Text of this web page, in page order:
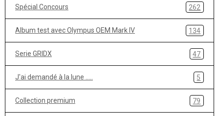
Spécial Concours 262
Album test avec Olympus OEM Mark IV 134
Serie GRIDX 47
J'ai demandé à la lune ..... 5
Collection premium 79